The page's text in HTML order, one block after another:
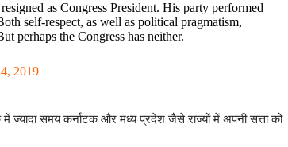
as Congress President. His party performed
self-respect, as well as political pragmatism,
perhaps the Congress has neither.
2019
समय कर्नाटक और मध्य प्रदेश जैसे राज्यों में अपनी सत्ता को